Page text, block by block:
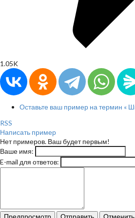
1.05K
Оставьте ваш пример на термин «
RSS
Написать пример
Нет примеров. Ваш будет первым!
Ваше имя:
E-mail для ответов: